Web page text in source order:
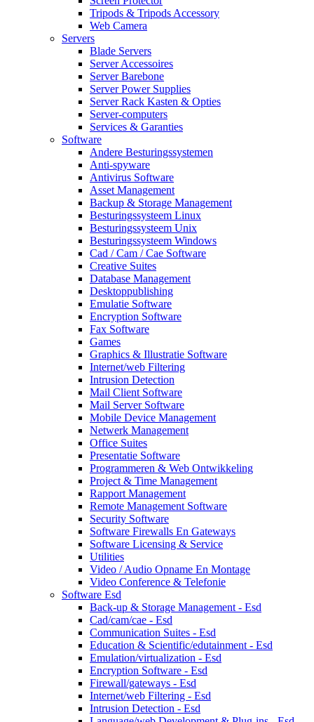
Tripods & Tripods Accessory
Web Camera
Servers
Blade Servers
Server Accessoires
Server Barebone
Server Power Supplies
Server Rack Kasten & Opties
Server-computers
Services & Garanties
Software
Andere Besturingssystemen
Anti-spyware
Antivirus Software
Asset Management
Backup & Storage Management
Besturingssysteem Linux
Besturingssysteem Unix
Besturingssysteem Windows
Cad / Cam / Cae Software
Creative Suites
Database Management
Desktoppublishing
Emulatie Software
Encryption Software
Fax Software
Games
Graphics & Illustratie Software
Internet/web Filtering
Intrusion Detection
Mail Client Software
Mail Server Software
Mobile Device Management
Netwerk Management
Office Suites
Presentatie Software
Programmeren & Web Ontwikkeling
Project & Time Management
Rapport Management
Remote Management Software
Security Software
Software Firewalls En Gateways
Software Licensing & Service
Utilities
Video / Audio Opname En Montage
Video Conference & Telefonie
Software Esd
Back-up & Storage Management - Esd
Cad/cam/cae - Esd
Communication Suites - Esd
Education & Scientific/edutainment - Esd
Emulation/virtualization - Esd
Encryption Software - Esd
Firewall/gateways - Esd
Internet/web Filtering - Esd
Intrusion Detection - Esd